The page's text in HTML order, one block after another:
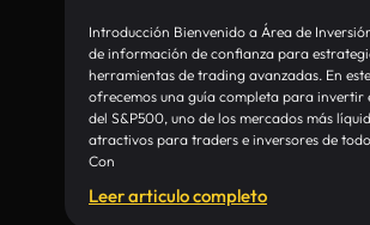
Introducción Bienvenido a Área de
de información de confianza para
herramientas de trading avanzadas. En
ofrecemos una guía completa para invertir
del S&P500, uno de los mercados más
atractivos para traders e inversores de
Con
Leer articulo completo